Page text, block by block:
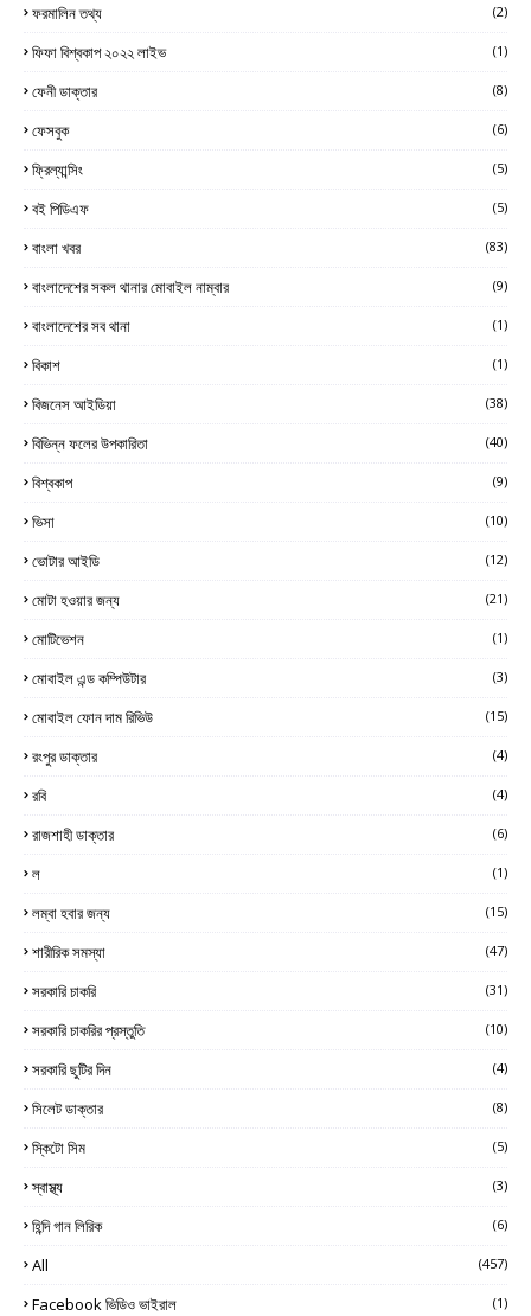
ফরমালিন তথ্য (2)
ফিফা বিশ্বকাপ ২০২২ লাইভ (1)
ফেনী ডাক্তার (8)
ফেসবুক (6)
ফ্রিল্যান্সিং (5)
বই পিডিএফ (5)
বাংলা খবর (83)
বাংলাদেশের সকল থানার মোবাইল নাম্বার (9)
বাংলাদেশের সব থানা (1)
বিকাশ (1)
বিজনেস আইডিয়া (38)
বিভিন্ন ফলের উপকারিতা (40)
বিশ্বকাপ (9)
ভিসা (10)
ভোটার আইডি (12)
মোটা হওয়ার জন্য (21)
মোটিভেশন (1)
মোবাইল এন্ড কম্পিউটার (3)
মোবাইল ফোন দাম রিভিউ (15)
রংপুর ডাক্তার (4)
রবি (4)
রাজশাহী ডাক্তার (6)
ল (1)
লম্বা হবার জন্য (15)
শারীরিক সমস্যা (47)
সরকারি চাকরি (31)
সরকারি চাকরির প্রস্তুতি (10)
সরকারি ছুটির দিন (4)
সিলেট ডাক্তার (8)
স্কিটো সিম (5)
স্বাস্থ্য (3)
হিন্দি গান লিরিক (6)
All (457)
Facebook ভিডিও ভাইরাল (1)